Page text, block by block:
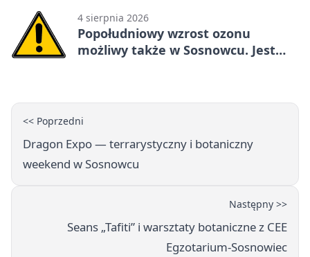
4 sierpnia 2026
Popołudniowy wzrost ozonu
możliwy także w Sosnowcu. Jest
<< Poprzedni
Dragon Expo — terrarystyczny i botaniczny
weekend w Sosnowcu
Następny >>
Seans „Tafiti” i warsztaty botaniczne z CEE
Egzotarium-Sosnowiec